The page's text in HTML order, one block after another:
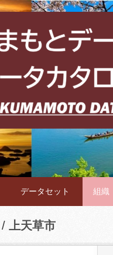
データセット 組織
上天草市